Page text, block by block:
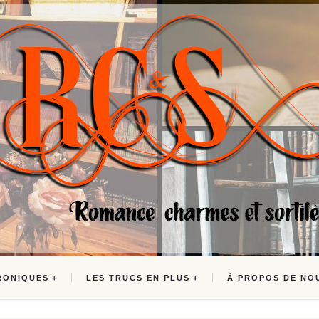
LES TRUCS EN PLUS À PROPOS DE